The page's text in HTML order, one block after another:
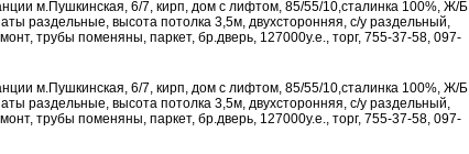
м.Пушкинская, 6/7, кирп, дом с лифтом, 85/55/10,сталинка 100%, Ж/Б
раздельные, высота потолка 3,5м, двухсторонняя, с/у раздельный,
трубы поменяны, паркет, бр.дверь, 127000у.е., торг, 755-37-58, 097-
м.Пушкинская, 6/7, кирп, дом с лифтом, 85/55/10,сталинка 100%, Ж/Б
раздельные, высота потолка 3,5м, двухсторонняя, с/у раздельный,
трубы поменяны, паркет, бр.дверь, 127000у.е., торг, 755-37-58, 097-